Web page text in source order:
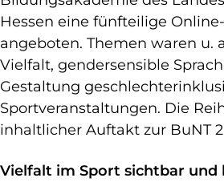
Hessen eine fünfteilige
angeboten. Themen waren u.
Vielfalt, gendersensible
Gestaltung
Sportveranstaltungen. Die
inhaltlicher Auftakt zur BuNT
Vielfalt im Sport sichtbar und